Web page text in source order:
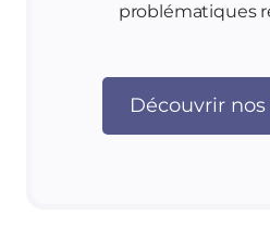
problématiques
Découvrir